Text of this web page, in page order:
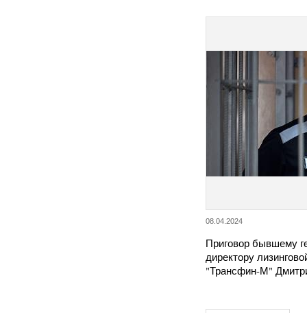
08.04.2024
Приговор бывшему
директору
"Трансфин-М"